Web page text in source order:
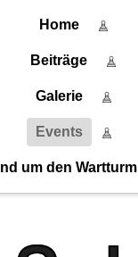
Home
Galerie
Home
Beiträge
Galerie
Events
um den Wartturm